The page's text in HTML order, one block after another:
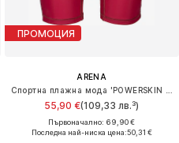
ПРОМОЦИЯ
ARENA
55,90 €(109,33 лв.³)
Първоначално: 69,90 €
Последна най-ниска цена:50,31 €